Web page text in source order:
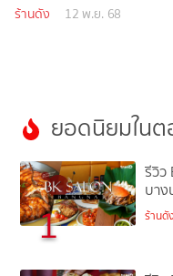
ร้านดัง 12 พ.ย. 68
ยอดนิยมใน
1
รีวิว
บา
ร้านดัง